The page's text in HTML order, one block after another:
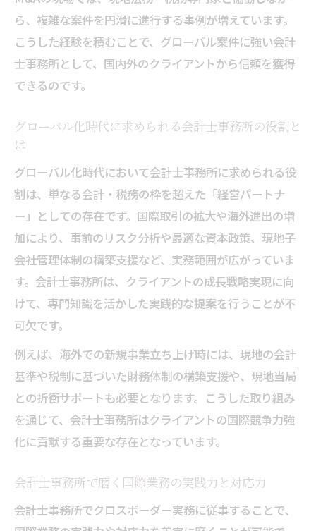
会計士事務所で求められるリスク管理と調
整力
クロスボーダー実務で磨く会計士事務所の
専門力
習法
クロスボーダー案件で描く会計士事務所の
キャリアパス
会計士事務所で実現できる国際的な成長機
会
会計士事務所の国際業務経験がもたらす将
来性
昇進戦略
会計士事務所の国際領域での年収アップの
秘訣
クロスボーダー案件を掴む実践的な知識とは
会計士事務所で必要なクロスボーダー知識
国際案件に挑戦する会計士事務所の勉強法
と準備
ら、複雑な案件を円滑に進行する事例が増えています。
こうした経験を積むことで、グローバル案件に強い会計
士事務所として、国内外のクライアントから信頼を獲得
できるのです。
グローバル化時代に求められる会計士事務所の役割と
は
グローバル化時代において会計士事務所に求められる役
割は、単なる会計・税務の枠を超えた「経営パートナ
ー」としての存在です。国際取引の拡大や海外進出の増
加により、事前のリスク分析や最適な資本政策、現地子
会社管理体制の構築支援など、実務範囲が広がっていま
す。会計士事務所は、クライアントの成長戦略実現に向
けて、専門知識を活かした実践的な提案を行うことが不
可欠です。
例えば、海外での新規事業立ち上げ時には、現地の会計
基準や税制に基づいた財務体制の構築支援や、現地当局
との折衝サポートも必要となります。こうした取り組み
を通じて、会計士事務所はクライアントの国際競争力強
化に貢献する重要な存在となっています。
会計士事務所で磨く国際業務の実践力と対応力
会計士事務所でクロスボーダー実務に従事することで、